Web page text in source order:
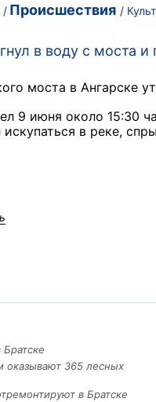
Происшествия
в воду с моста и
моста в Ангарске
9 июня около 15:30
в реке,
оказывают 365 лесных
в Братске